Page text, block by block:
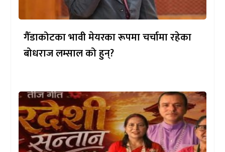
गैँडाकोटका भावी मेयरका रूपमा चर्चामा रहेका
बोधराज लम्साल को हुन्?